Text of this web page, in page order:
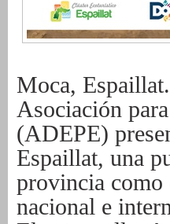
Moca,
Asociación
(ADEPE)
Espaillat, una
provincia como
nacional e